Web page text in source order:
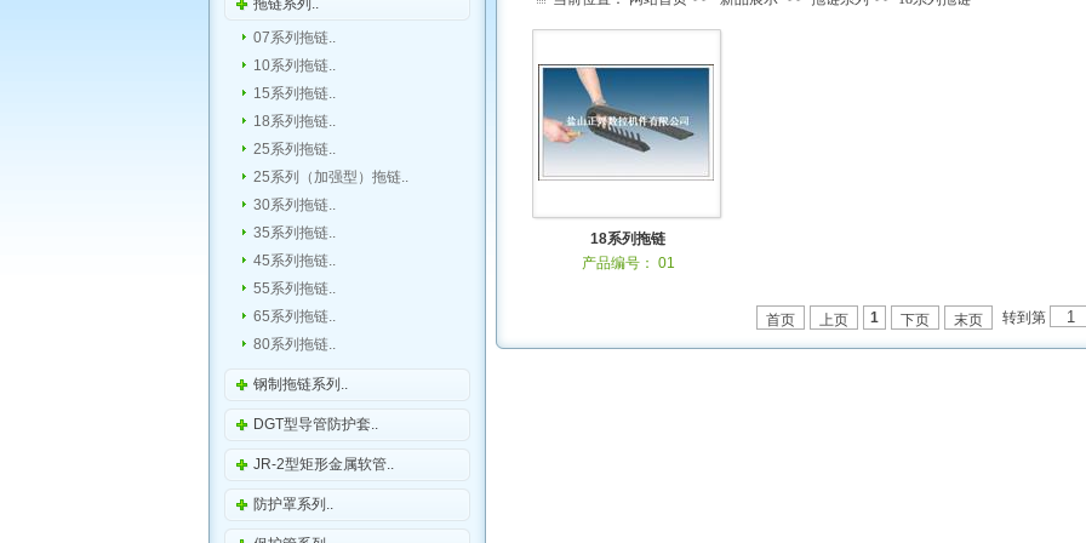
拖链系列..
07系列拖链..
10系列拖链..
15系列拖链..
18系列拖链..
25系列拖链..
25系列（加强型）拖链..
30系列拖链..
35系列拖链..
45系列拖链..
55系列拖链..
65系列拖链..
80系列拖链..
钢制拖链系列..
DGT型导管防护套..
JR-2型矩形金属软管..
防护罩系列..
18系列拖链
产品编号： 01
首页 上页 1 下页 末页 转到第